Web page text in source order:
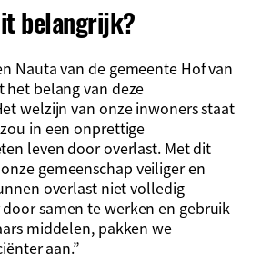
belangrijk?
Nauta van de gemeente Hof van
belang van deze
welzijn van onze inwoners staat
in een onprettige
leven door overlast. Met dit
gemeenschap veiliger en
overlast niet volledig
samen te werken en gebruik
middelen, pakken we
aan.”